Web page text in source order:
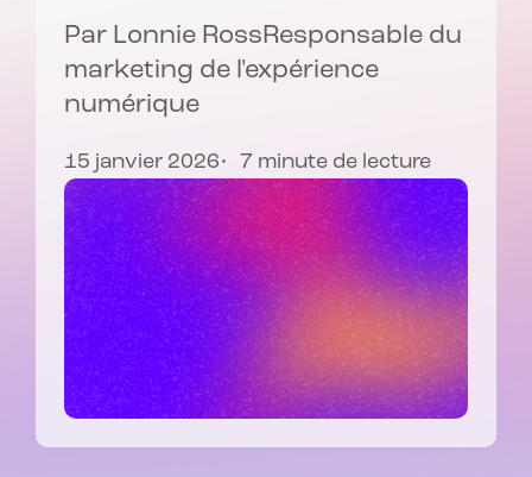
Par Lonnie RossResponsable du
marketing de l'expérience
numérique
15 janvier 2026 7 minute de lecture